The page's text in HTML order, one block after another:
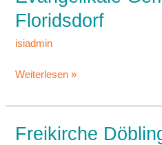
Floridsdorf
isiadmin
Gemeinde
Floridsdorf
Weiterlesen »
Freikirche
Freikirche